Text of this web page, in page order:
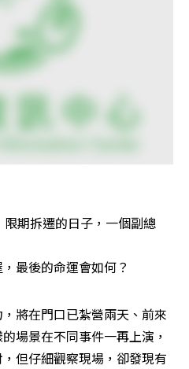
期拆遷的日子，一個副總
最後的命運會如何？
將在門口已紮營兩天、前來
場景在不同事件一再上演，
但仔細觀察現場，卻發現有